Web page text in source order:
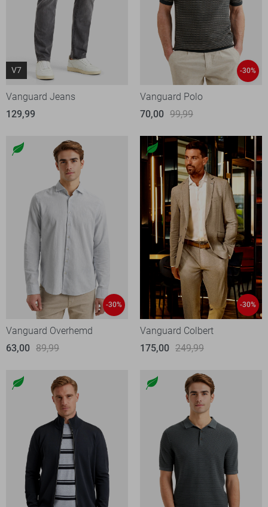
V7
Vanguard Jeans
129,99
-30%
Vanguard Polo
70,00 99,99
-30%
Vanguard Overhemd
63,00 89,99
-30%
Vanguard Colbert
175,00 249,99